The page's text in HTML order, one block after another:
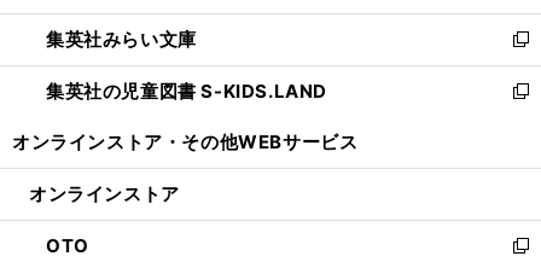
開
く
ウ
で
開
く
ン
ド
ウ
で
ウ
ィ
ン
ド
開
集英社みらい文庫
新
し
い
ン
ウ
で
集英社の児童図書 S-KIDS.LAND
新
ウ
ン
ド
オンラインストア・ その他WEBサービス
オンラインストア
OTO
新